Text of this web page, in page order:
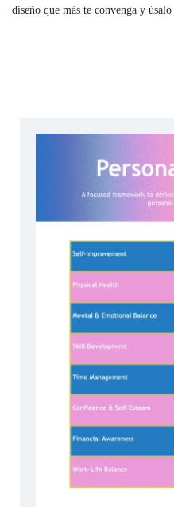
diseño que más te convenga y